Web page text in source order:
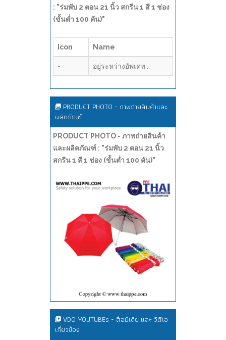
: "ร่มพับ 2 ตอน 21 นิ้ว สกรีน 1 สี 1 ช่อง
(ขั้นต่ำ 100 คัน)"
Icon Name
- อยู่ระหว่างอัพเดท...
PRODUCT PHOTO - ภาพถ่ายสินค้าและ
ผลิตภัณฑ์
PRODUCT PHOTO - ภาพถ่ายสินค้า
และผลิตภัณฑ์ : "ร่มพับ 2 ตอน 21 นิ้ว
สกรีน 1 สี 1 ช่อง (ขั้นต่ำ 100 คัน)"
VDO YOUTUBEs - สื่อมีเดีย และ วีดีโอ
เกี่ยวข้อง